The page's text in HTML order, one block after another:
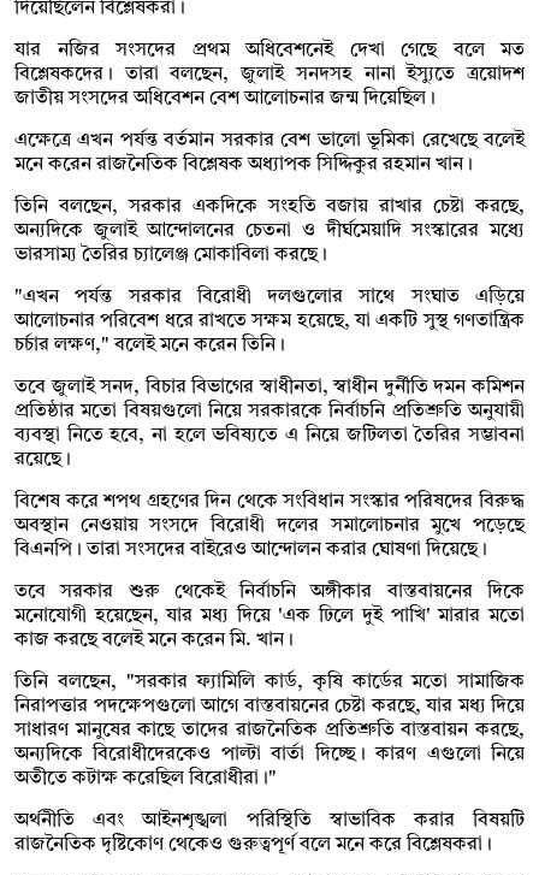
দিয়েছিলেন বিশ্লেষকরা।
যার নজির সংসদের প্রথম অধিবেশনেই দেখা গেছে বলে মত
বিশ্লেষকদের। তারা বলছেন, জুলাই সনদসহ নানা ইস্যুতে ত্রয়োদশ
জাতীয় সংসদের অধিবেশন বেশ আলোচনার জন্ম দিয়েছিল।
এক্ষেত্রে এখন পর্যন্ত বর্তমান সরকার বেশ ভালো ভূমিকা রেখেছে বলেই
মনে করেন রাজনৈতিক বিশ্লেষক অধ্যাপক সিদ্দিকুর রহমান খান।
তিনি বলছেন, সরকার একদিকে সংহতি বজায় রাখার চেষ্টা করছে,
অন্যদিকে জুলাই আন্দোলনের চেতনা ও দীর্ঘমেয়াদি সংস্কারের মধ্যে
ভারসাম্য তৈরির চ্যালেঞ্জ মোকাবিলা করছে।
"এখন পর্যন্ত সরকার বিরোধী দলগুলোর সাথে সংঘাত এড়িয়ে
আলোচনার পরিবেশ ধরে রাখতে সক্ষম হয়েছে, যা একটি সুস্থ গণতান্ত্রিক
চর্চার লক্ষণ," বলেই মনে করেন তিনি।
তবে জুলাই সনদ, বিচার বিভাগের স্বাধীনতা, স্বাধীন দুর্নীতি দমন কমিশন
প্রতিষ্ঠার মতো বিষয়গুলো নিয়ে সরকারকে নির্বাচনি প্রতিশ্রুতি অনুযায়ী
ব্যবস্থা নিতে হবে, না হলে ভবিষ্যতে এ নিয়ে জটিলতা তৈরির সম্ভাবনা
রয়েছে।
বিশেষ করে শপথ গ্রহণের দিন থেকে সংবিধান সংস্কার পরিষদের বিরুদ্ধ
অবস্থান নেওয়ায় সংসদে বিরোধী দলের সমালোচনার মুখে পড়েছে
বিএনপি। তারা সংসদের বাইরেও আন্দোলন করার ঘোষণা দিয়েছে।
তবে সরকার শুরু থেকেই নির্বাচনি অঙ্গীকার বাস্তবায়নের দিকে
মনোযোগী হয়েছেন, যার মধ্য দিয়ে 'এক ঢিলে দুই পাখি' মারার মতো
কাজ করছে বলেই মনে করেন মি. খান।
তিনি বলছেন, "সরকার ফ্যামিলি কার্ড, কৃষি কার্ডের মতো সামাজিক
নিরাপত্তার পদক্ষেপগুলো আগে বাস্তবায়নের চেষ্টা করছে, যার মধ্য দিয়ে
সাধারণ মানুষের কাছে তাদের রাজনৈতিক প্রতিশ্রুতি বাস্তবায়ন করছে,
অন্যদিকে বিরোধীদেরকেও পাল্টা বার্তা দিচ্ছে। কারণ এগুলো নিয়ে
অতীতে কটাক্ষ করেছিল বিরোধীরা।"
অর্থনীতি এবং আইনশৃঙ্খলা পরিস্থিতি স্বাভাবিক করার বিষয়টি
রাজনৈতিক দৃষ্টিকোণ থেকেও গুরুত্বপূর্ণ বলে মনে করে বিশ্লেষকরা।